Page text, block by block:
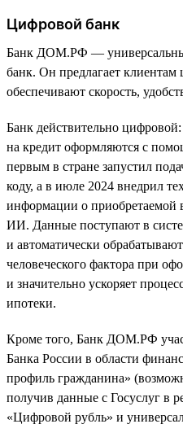
Цифровой банк
Банк ДОМ.РФ —
банк. Он предлагает
обеспечивают скорость,
Банк действительно цифровой:
на кредит оформляются с
первым в стране запустил
коду, а в июле 2024 внедрил
информации о приобретаемой
ИИ. Данные поступают в
и автоматически
человеческого фактора при
и значительно ускоряет
ипотеки.
Кроме того, Банк ДОМ.РФ
Банка России в области
профиль гражданина»
получив данные с Госуслуг в
«Цифровой рубль» и